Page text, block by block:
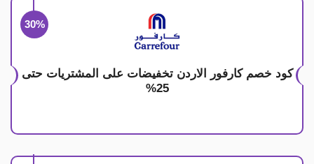
30%
كود خصم كارفور الاردن تخفيضات على المشتريات حتى
25%